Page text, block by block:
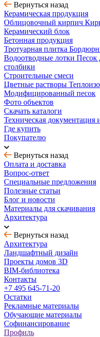
Вернуться назад
Керамическая продукция
Облицовочный кирпич
Керамический блок
Бетонная продукция
Тротуарная плитка
Водоотводные лотки Песок
столбики
Строительные смеси
Цветные растворы
Модифицированный песок
Фото объектов
Скачать каталоги
Техническая документация
Где купить
Покупателю
Вернуться назад
Оплата и доставка
Вопрос-ответ
Специальные предложения
Полезные статьи
Блог и новости
Материалы для скачивания
Архитектура
Вернуться назад
Архитектура
Ландшафтный дизайн
Проекты домов 3D
BIM-библиотека
Контакты
+7 495 645-71-20
Остатки
Рекламные материалы
Обучающие материалы
Софинансирование
Профиль